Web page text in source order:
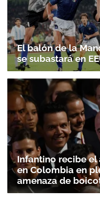
El balón de la
se subastará en
Infantino recibe el
en Colombia en
amenaza de